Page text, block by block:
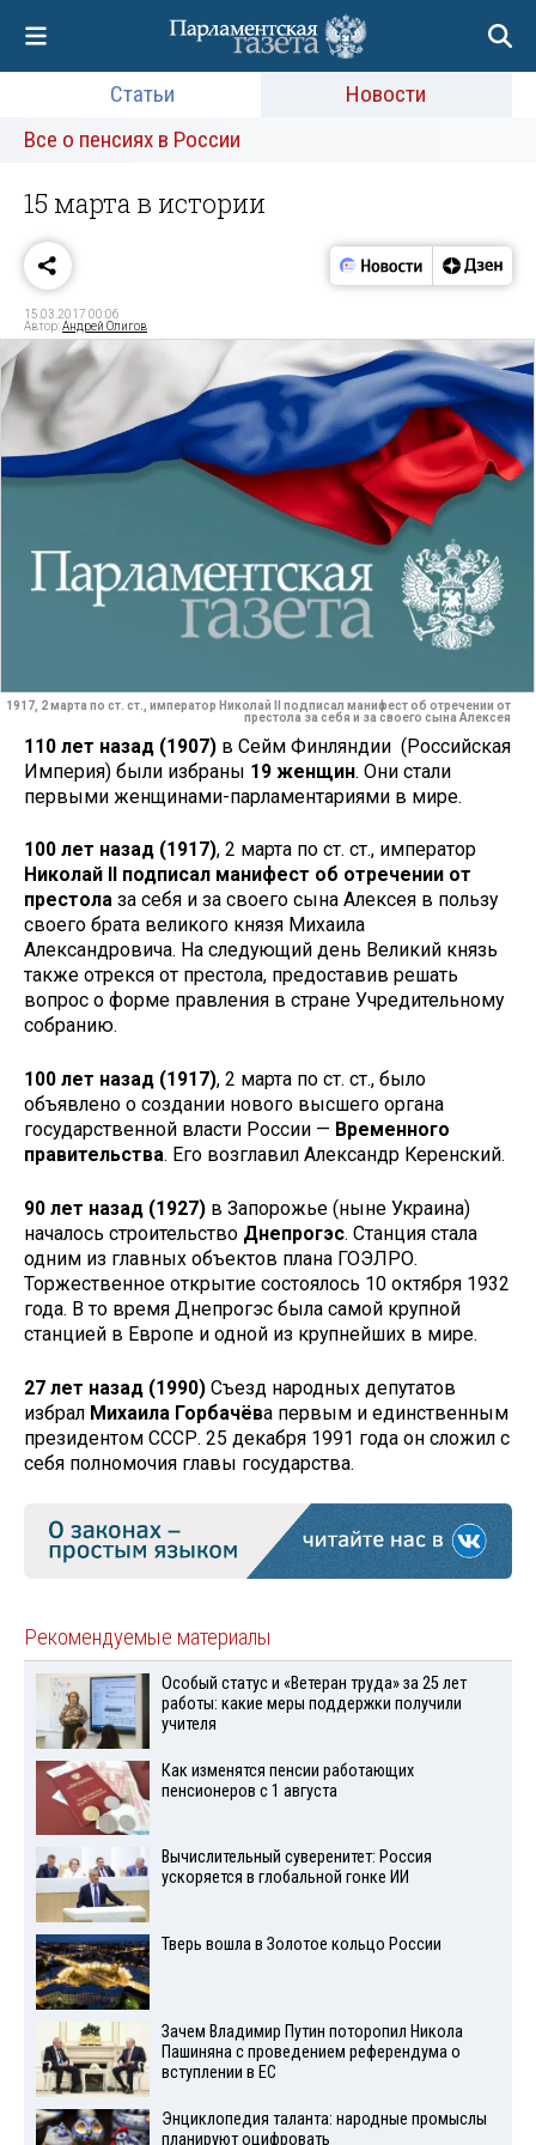
Статьи
Новости
Все о пенсиях в России
15 марта в истории
15.03.2017 00:06
Автор:Андрей Олигов
1917, 2 марта по ст. ст., император Николай II подписал манифест об отречении от
престола за себя и за своего сына Алексея
110 лет назад (1907) в Сейм Финляндии (Российская
Империя) были избраны 19 женщин. Они стали
первыми женщинами-парламентариями в мире.
100 лет назад (1917), 2 марта по ст. ст., император
Николай II подписал манифест об отречении от
престола за себя и за своего сына Алексея в пользу
своего брата великого князя Михаила
Александровича. На следующий день Великий князь
также отрекся от престола, предоставив решать
вопрос о форме правления в стране Учредительному
собранию.
100 лет назад (1917), 2 марта по ст. ст., было
объявлено о создании нового высшего органа
государственной власти России — Временного
правительства. Его возглавил Александр Керенский.
90 лет назад (1927) в Запорожье (ныне Украина)
началось строительство Днепрогэс. Станция стала
одним из главных объектов плана ГОЭЛРО.
Торжественное открытие состоялось 10 октября 1932
года. В то время Днепрогэс была самой крупной
станцией в Европе и одной из крупнейших в мире.
27 лет назад (1990) Съезд народных депутатов
избрал Михаила Горбачёва первым и единственным
президентом СССР. 25 декабря 1991 года он сложил с
себя полномочия главы государства.
Рекомендуемые материалы
Особый статус и «Ветеран труда» за 25 лет
работы: какие меры поддержки получили
учителя
Как изменятся пенсии работающих
пенсионеров с 1 августа
Вычислительный суверенитет: Россия
ускоряется в глобальной гонке ИИ
Тверь вошла в Золотое кольцо России
Зачем Владимир Путин поторопил Никола
Пашиняна с проведением референдума о
вступлении в ЕС
Энциклопедия таланта: народные промыслы
планируют оцифровать